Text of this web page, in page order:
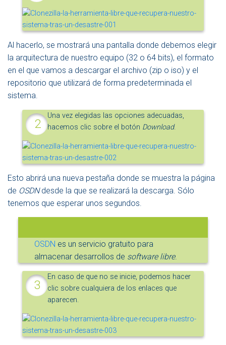
Al hacerlo, se mostrará una pantalla donde debemos elegir
la arquitectura de nuestro equipo (32 o 64 bits), el formato
en el que vamos a descargar el archivo (zip o iso) y el
repositorio que utilizará de forma predeterminada el
sistema.
Una vez elegidas las opciones adecuadas,
hacemos clic sobre el botón Download.
Esto abrirá una nueva pestaña donde se muestra la página
de OSDNdesde la que se realizará la descarga. Sólo
tenemos que esperar unos segundos.
OSDN es un servicio gratuito para
almacenar desarrollos de software libre.
En caso de que no se inicie, podemos hacer
clic sobre cualquiera de los enlaces que
aparecen.